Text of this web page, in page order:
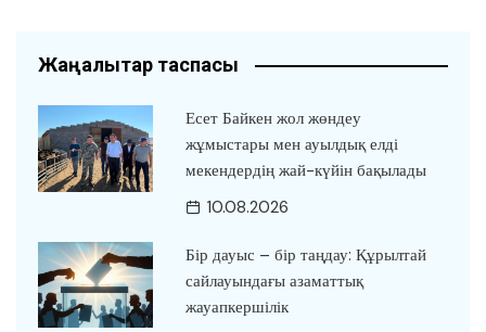
Жаңалықтар таспасы
Есет Байкен жол жөндеу
жұмыстары мен ауылдық елді
мекендердің жай-күйін бақылады
10.08.2026
Бір дауыс – бір таңдау: Құрылтай
сайлауындағы азаматтық
жауапкершілік